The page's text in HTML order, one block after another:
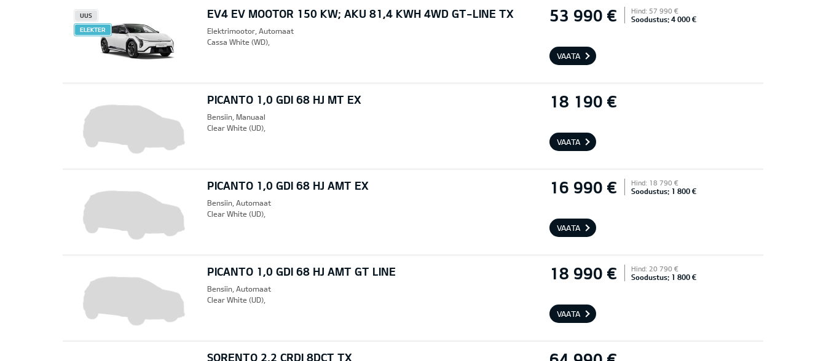
EV4 EV MOOTOR 150 KW; AKU 81,4 KWH 4WD GT-LINE TX 53 990 € Hind: 57 990 €
Soodustus: 4 000 €
UUS
ELEKTER
Elektrimootor, Automaat
Cassa White (WD),
VAATA
PICANTO 1,0 GDI 68 HJ MT EX 18 190 €
Bensiin, Manuaal
Clear White (UD),
VAATA
PICANTO 1,0 GDI 68 HJ AMT EX 16 990 € Hind: 18 790 €
Soodustus: 1 800 €
Bensiin, Automaat
Clear White (UD),
VAATA
PICANTO 1,0 GDI 68 HJ AMT GT LINE 18 990 € Hind: 20 790 €
Soodustus: 1 800 €
Bensiin, Automaat
Clear White (UD),
VAATA
SORENTO 2,2 CRDI 8DCT TX